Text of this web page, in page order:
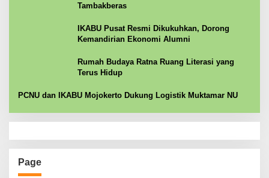
Tambakberas
IKABU Pusat Resmi Dikukuhkan, Dorong
Kemandirian Ekonomi Alumni
Rumah Budaya Ratna Ruang Literasi yang
Terus Hidup
PCNU dan IKABU Mojokerto Dukung Logistik Muktamar NU
Page